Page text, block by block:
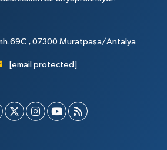
, 07300 Muratpaşa/Antalya
[email protected]